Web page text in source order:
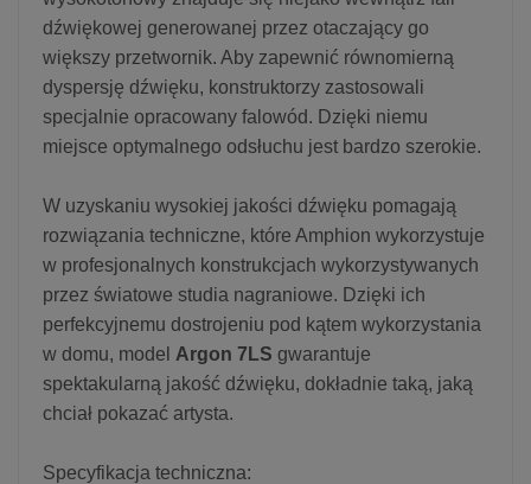
dźwiękowej generowanej przez otaczający go
większy przetwornik. Aby zapewnić równomierną
dyspersję dźwięku, konstruktorzy zastosowali
specjalnie opracowany falowód. Dzięki niemu
miejsce optymalnego odsłuchu jest bardzo szerokie.
W uzyskaniu wysokiej jakości dźwięku pomagają
rozwiązania techniczne, które Amphion wykorzystuje
w profesjonalnych konstrukcjach wykorzystywanych
przez światowe studia nagraniowe. Dzięki ich
perfekcyjnemu dostrojeniu pod kątem wykorzystania
w domu, model Argon 7LS gwarantuje
spektakularną jakość dźwięku, dokładnie taką, jaką
chciał pokazać artysta.
Specyfikacja techniczna: